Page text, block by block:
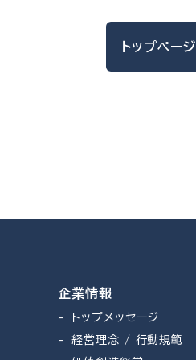
トップページ
企業情報
トップメッセージ
経営理念 / 行動規範